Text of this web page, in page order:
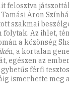
felosztva
Áron
szakmai
folytak. Az ihlet,
a közönség
n, a kortalan
egészen az
férfi
ismerhette meg